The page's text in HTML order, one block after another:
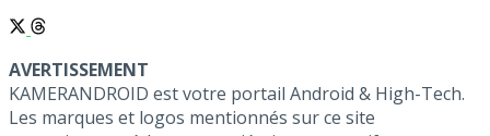
AVERTISSEMENT
KAMERANDROID est votre portail Android & High-Tech.
Les marques et logos mentionnés sur ce site